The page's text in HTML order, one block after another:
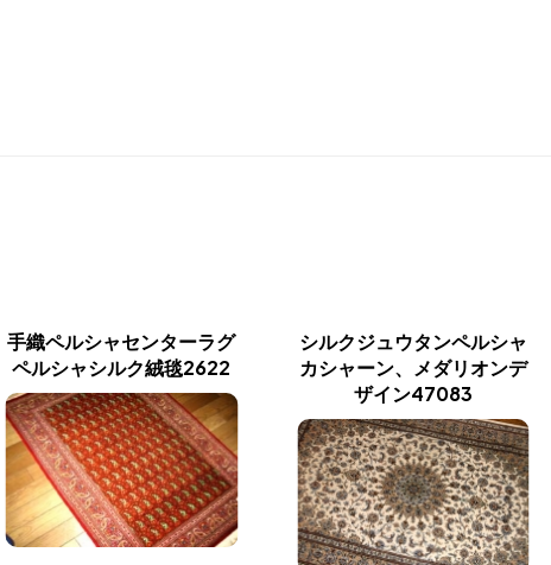
手織ペルシャセンターラグ
ペルシャシルク絨毯2622
シルクジュウタンペルシャ
カシャーン、メダリオンデ
ザイン47083